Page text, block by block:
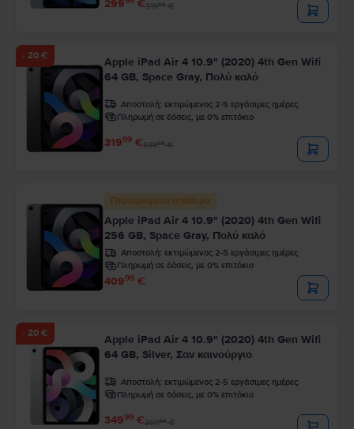
299 €31999€
- 20 €
Apple iPad Air 4 10.9" (2020) 4th Gen Wifi
64 GB, Space Gray, Πολύ καλό
Αποστολή: εκτιμώμενος 2-5 εργάσιμες ημέρες
Πληρωμή σε δόσεις, με 0% επιτόκιο
31999 €33999€
Περιορισμένο απόθεμα
Apple iPad Air 4 10.9" (2020) 4th Gen Wifi
256 GB, Space Gray, Πολύ καλό
Αποστολή: εκτιμώμενος 2-5 εργάσιμες ημέρες
Πληρωμή σε δόσεις, με 0% επιτόκιο
40999 €
- 20 €
Apple iPad Air 4 10.9" (2020) 4th Gen Wifi
64 GB, Silver, Σαν καινούργιο
Αποστολή: εκτιμώμενος 2-5 εργάσιμες ημέρες
Πληρωμή σε δόσεις, με 0% επιτόκιο
34999 €36999€